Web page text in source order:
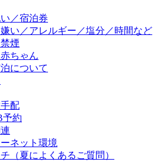
／宿泊券
い／アレルギー／塩分／時間など
煙
ちゃん
について
配
予約
ネット環境
（夏によくあるご質問）